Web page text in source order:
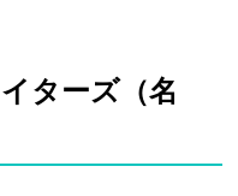
ターズ（名